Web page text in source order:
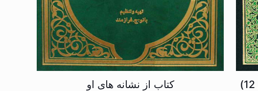
کتاب از نشانه های او